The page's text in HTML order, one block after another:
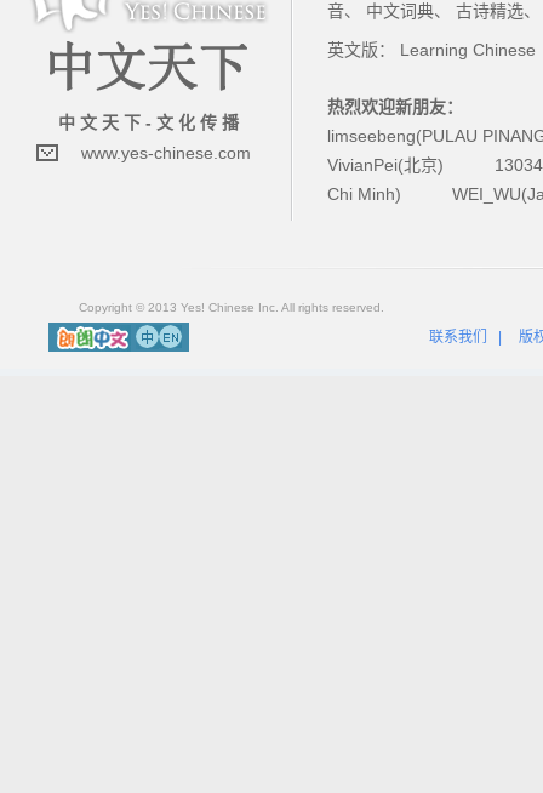
中 文 天 下 - 文 化 传 播
www.yes-chinese.com
音、 中文词典、 古诗精选
英文版： Learning Chinese
热烈欢迎新朋友：
limseebeng(PULAU
VivianPei(北京)
Chi Minh)
Copyright © 2013 Yes! Chinese Inc. All rights reserved.
联系我们 版